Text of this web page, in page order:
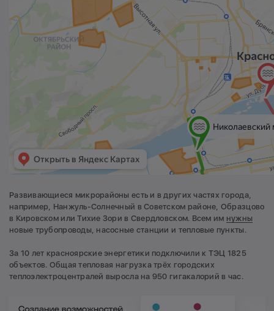
Развивающиеся микрорайоны есть и в других частях города,
например, Нанжуль-Солнечный в Советском районе, Образцово
в Кировском или Тихие Зори в Свердловском. Всем им нужны
новые трубопроводы, насосные станции и тепловые пункты.
За 10 лет красноярские энергетики подключили к ТЭЦ 1825
объектов. Общая тепловая нагрузка трёх городских
теплоэлектроцентралей выросла на 950 гигакалорий в час.